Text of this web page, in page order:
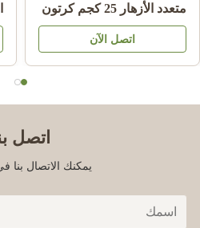
متعدد الأزهار 25 كجم كرتون
مكمل غذائي
اتصل الآن
اتصل
يمكنك الاتصال